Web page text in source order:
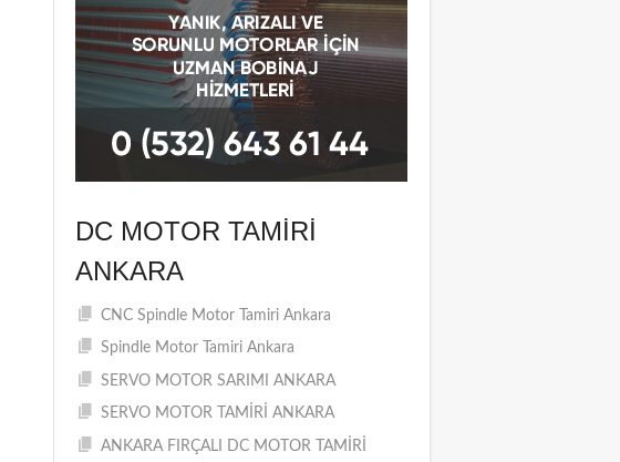
DC MOTOR TAMIRI
ANKARA
CNC Spindle Motor Tamiri Ankara
Spindle Motor Tamiri Ankara
SERVO MOTOR SARIMI ANKARA
SERVO MOTOR TAMİRİ ANKARA
ANKARA FIRÇALI DC MOTOR TAMİRİ